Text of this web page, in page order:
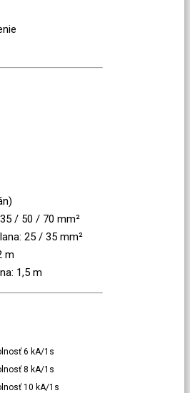
/ 50 / 70 mm²
25 / 35 mm²
m
1,5 m
6 kA/1s
8 kA/1s
10 kA/1s